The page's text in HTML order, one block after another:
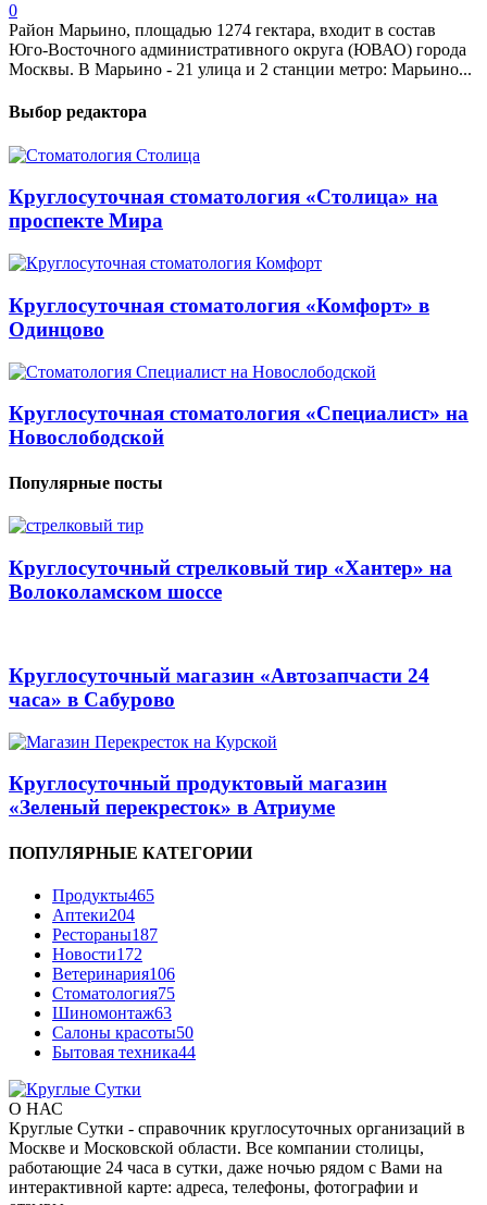
0
Район Марьино, площадью 1274 гектара, входит в состав
Юго-Восточного административного округа (ЮВАО) города
Москвы. В Марьино - 21 улица и 2 станции метро: Марьино...
Выбор редактора
Круглосуточная стоматология «Столица» на
проспекте Мира
Круглосуточная стоматология «Комфорт» в
Одинцово
Круглосуточная стоматология «Специалист» на
Новослободской
Популярные посты
Круглосуточный стрелковый тир «Хантер» на
Волоколамском шоссе
Круглосуточный магазин «Автозапчасти 24
часа» в Сабурово
Круглосуточный продуктовый магазин
«Зеленый перекресток» в Атриуме
ПОПУЛЯРНЫЕ КАТЕГОРИИ
Продукты465
Аптеки204
Рестораны187
Новости172
Ветеринария106
Стоматология75
Шиномонтаж63
Салоны красоты50
Бытовая техника44
О НАС
Круглые Сутки - справочник круглосуточных организаций в
Москве и Московской области. Все компании столицы,
работающие 24 часа в сутки, даже ночью рядом с Вами на
интерактивной карте: адреса, телефоны, фотографии и